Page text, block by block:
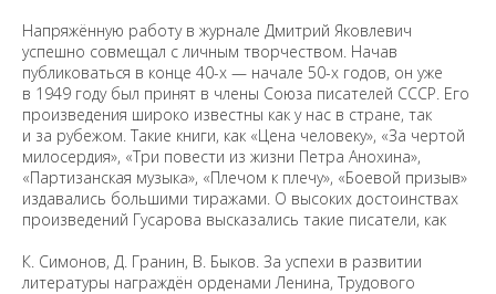
Напряжённую работу в журнале Дмитрий Яковлевич
успешно совмещал с личным творчеством. Начав
публиковаться в конце 40-х — начале 50-х годов, он уже
в 1949 году был принят в члены Союза писателей СССР. Его
произведения широко известны как у нас в стране, так
и за рубежом. Такие книги, как «Цена человеку», «За чертой
милосердия», «Три повести из жизни Петра Анохина»,
«Партизанская музыка», «Плечом к плечу», «Боевой призыв»
издавались большими тиражами. О высоких достоинствах
произведений Гусарова высказались такие писатели, как
К. Симонов, Д. Гранин, В. Быков. За успехи в развитии
литературы награждён орденами Ленина, Трудового